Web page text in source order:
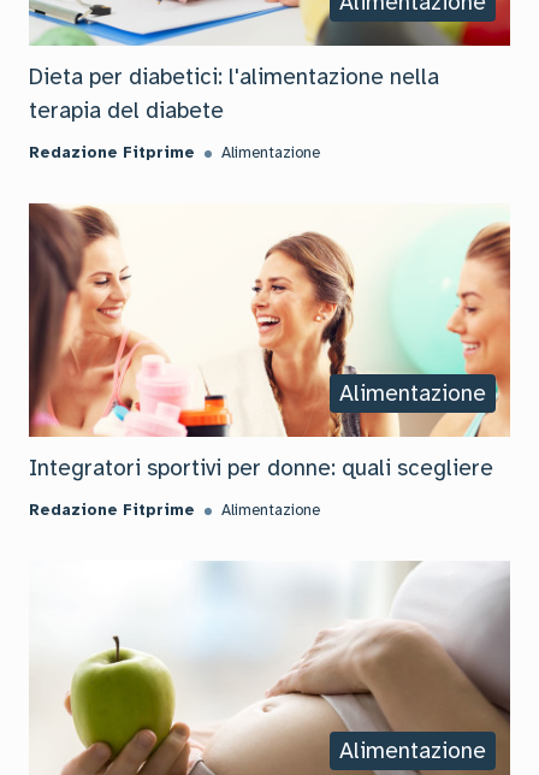
Dieta per diabetici: l'alimentazione nella
terapia del diabete
Redazione Fitprime Alimentazione
Alimentazione
Integratori sportivi per donne: quali scegliere
Redazione Fitprime Alimentazione
Alimentazione